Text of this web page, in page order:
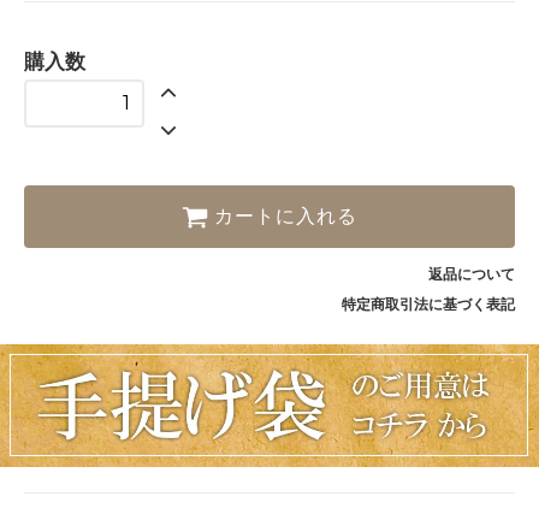
購入数
カートに入れる
返品について
特定商取引法に基づく表記